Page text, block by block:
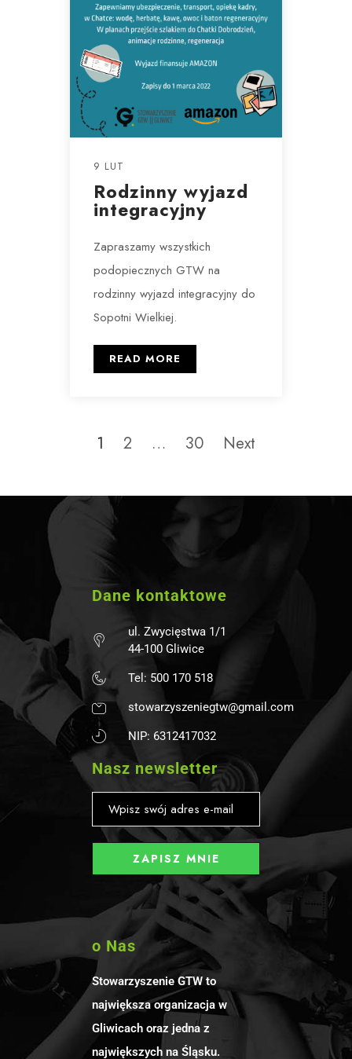
9 LUT
Rodzinny wyjazd
integracyjny
Zapraszamy wszystkich
podopiecznych GTW na
rodzinny wyjazd integracyjny do
Sopotni Wielkiej.
READ MORE
1 2 … 30 Next
o Nas
Stowarzyszenie GTW to
największa organizacja w
Gliwicach oraz jedna z
największych na Śląsku.
Dane kontaktowe
ul. Zwycięstwa 1/1
44-100 Gliwice
Tel: 500 170 518
stowarzyszeniegtw@gmail.com
NIP: 6312417032
Nasz newsletter